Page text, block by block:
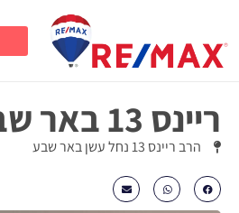
ריינס 13 באר שבע
הרב ריינס 13 נחל עשן באר שבע